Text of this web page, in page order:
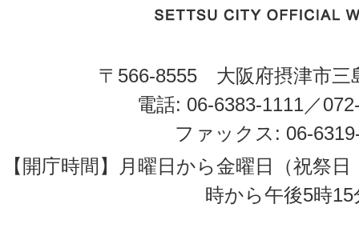
〒566-8555 大阪府摂津市三
電話: 06-6383-1111／
ファックス: 06-
【開庁時間】月曜日から金曜日（祝祭
時から午後5時15